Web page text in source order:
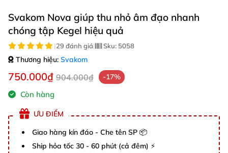
Svakom Nova giúp thu nhỏ âm đạo nhanh
chóng tập Kegel hiệu quả
|29 đánh giá| Sku: 5058
Thương hiệu: Svakom
750.000₫ 904.000₫ -17%
Còn hàng
ƯU ĐIỂM
Giao hàng kín đáo - Che tên SP 📦
Ship hỏa tốc 30 - 60 phút (cả đêm) ⚡